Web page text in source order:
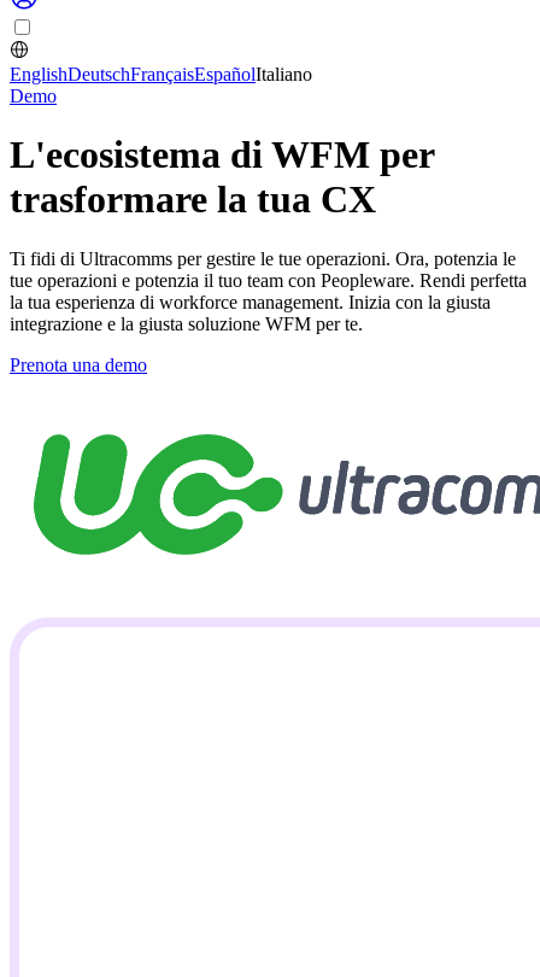
EnglishDeutschFrançaisEspañolItaliano
Demo
L'ecosistema di WFM per
trasformare la tua CX
Ti fidi di Ultracomms per gestire le tue operazioni. Ora, potenzia le
tue operazioni e potenzia il tuo team con Peopleware. Rendi perfetta
la tua esperienza di workforce management. Inizia con la giusta
integrazione e la giusta soluzione WFM per te.
Prenota una demo